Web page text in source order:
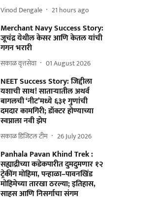
Vinod Dengale 21 hours ago
Merchant Navy Success Story:
जूचंद्र येथील केसर आणि केतल यांची
गगन भरारी
सकाळ वृत्तसेवा 01 August 2026
NEET Success Story: जिद्दीला
यशाची साथ! साताऱ्यातील अथर्व
बागलची ‘नीट’मध्ये ६३१ गुणांची
दमदार कामगिरी; डॉक्टर होण्याच्या
स्वप्नाला नवी झेप
सकाळ डिजिटल टीम 26 July 2026
Panhala Pavan Khind Trek :
सह्याद्रीच्या कडेकपारीत दुमदुमणार १२
ट्रेकींग मोहिमा, पन्हाळा–पावनखिंड
मोहिमेच्या तारखा ठरल्या; इतिहास,
साहस आणि निसर्गाचा संगम